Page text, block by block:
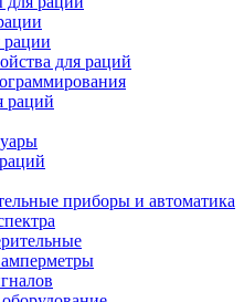
рации
для раций
раций
приборы и автоматика